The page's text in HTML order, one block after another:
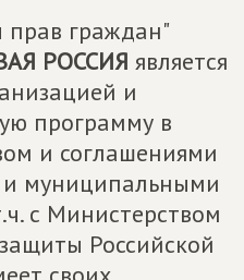
граждан"
РОССИЯ является
и
программу в
и соглашениями
и муниципальными
с Министерством
Российской